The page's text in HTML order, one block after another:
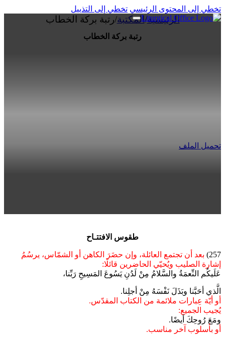
تخطي إلى المحتوى الرئيسي تخطي إلى التذييل
الرئيسية/المكتبة/رتبة بركة الخطاب
رتبة بركة الخطاب
تحميل الملف
طقوس الافتتـاح
257)
بعد أن تجتمع العائلة، وإن حضَرَ الكاهن أو الشمّاس، يرسُمُ
إشارة الصليب ويُحيّي الحاضرين قائلًا:
عَلَيكُم النِّعمَةُ والسَّلامُ مِنْ لَدُنِ يَسُوعَ المَسِيحِ رَبِّنا،
الَّذي أحَبَّنا وبَذَلَ نَفْسَهُ مِنْ أجلِنا.
أو أيّة عِبارات ملائمة من الكتاب المقدّس.
يُجيب الجميع:
ومَعَ رُوحِكَ أيضًا.
أو بأسلوب آخر مناسب.